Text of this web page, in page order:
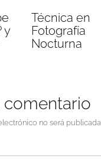
y
Técnica en
Fotografía
Nocturna
comentario
no será publicada.